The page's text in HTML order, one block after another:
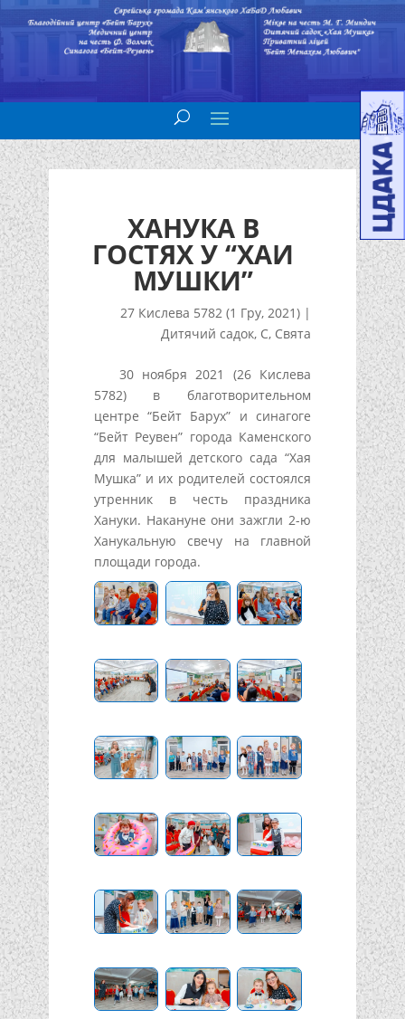
ХАНУКА В
ГОСТЯХ У “ХАИ
МУШКИ”
27 Кислева 5782 (1 Гру, 2021) |
Дитячий садок, С, Свята
30 ноября 2021 (26 Кислева
5782) в благотворительном
центре “Бейт Барух” и синагоге
“Бейт Реувен” города Каменского
для малышей детского сада “Хая
Мушка” и их родителей состоялся
утренник в честь праздника
Хануки. Накануне они зажгли 2-ю
Ханукальную свечу на главной
площади города.